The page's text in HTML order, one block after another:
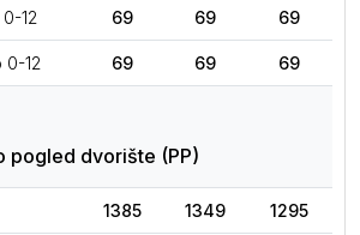
12 69 69 69
0-12 69 69 69
pogled dvorište (PP)
1385 1349 1295